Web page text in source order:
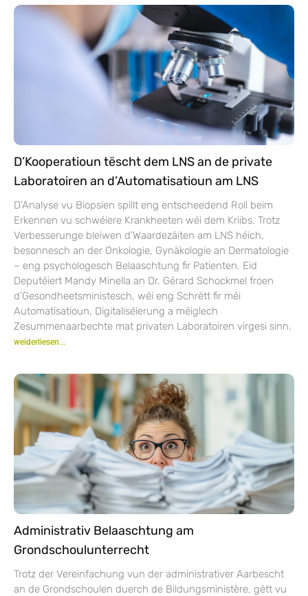
D’Kooperatioun tëscht dem LNS an de private
Laboratoiren an d’Automatisatioun am LNS
D’Analyse vu Biopsien spillt eng entscheedend Roll beim
Erkennen vu schwéiere Krankheeten wéi dem Kriibs. Trotz
Verbesserunge bleiwen d’Waardezäiten am LNS héich,
besonnesch an der Onkologie, Gynäkologie an Dermatologie
– eng psychologesch Belaaschtung fir Patienten. Eid
Deputéiert Mandy Minella an Dr. Gérard Schockmel froen
d’Gesondheetsministesch, wéi eng Schrëtt fir méi
Automatisatioun, Digitaliséierung a méiglech
Zesummenaarbechte mat privaten Laboratoiren virgesi sinn.
weiderliesen...
Administrativ Belaaschtung am
Grondschoulunterrecht
Trotz der Vereinfachung vun der administrativer Aarbescht
an de Grondschoulen duerch de Bildungsministère, gëtt vu